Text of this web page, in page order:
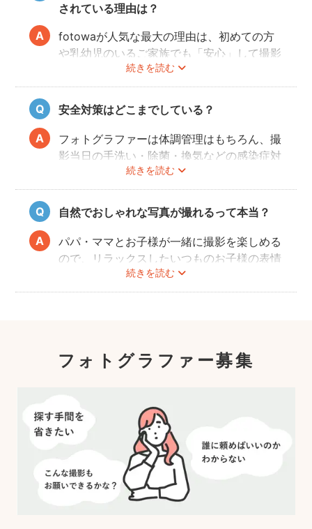
されている理由は？
続きを読む
fotowaが人気な最大の理由は、初めての方
や乳幼児のいるご家族でも「安心」して撮影
を楽しんでいただけることです。
厳しい審査を通過した、赤ちゃん・子どもの
扱いに慣れているパパ・ママ世代のカメラマ
ンが全国に多数在籍。
またどのカメラマンでも指名料は一切ござい
ません。分かりやすい料金体系も人気のポイ
安全対策はどこまでしている？
続きを読む
フォトグラファーは体調管理はもちろん、撮
影当日の手洗い・除菌・換気などの感染症対
策や、熱中症予防に努めます。
また、撮影中はご家族のペースに合わせなが
ら、周囲や足元に危険なものがないか注意を
呼び掛けながら進行しますのでご安心くださ
い。
自然でおしゃれな写真が撮れるって本当？
続きを読む
パパ・ママとお子様が一緒に撮影を楽しめる
ので、リラックスしたいつものお子様の表情
を撮影できます。
こども・家族撮影に長けたプロカメラマンの
フォトグラファー募集